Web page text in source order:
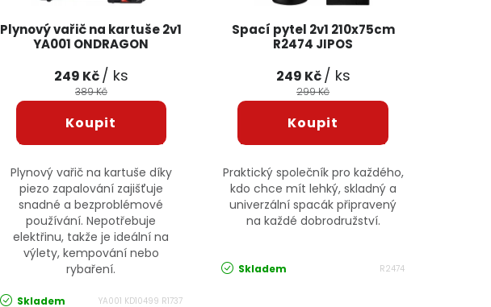
Plynový vařič na kartuše 2v1
YA001 ONDRAGON
249 Kč/ ks
389 Kč
Plynový vařič na kartuše díky
piezo zapalování zajišťuje
snadné a bezproblémové
používání. Nepotřebuje
elektřinu, takže je ideální na
výlety, kempování nebo
rybaření.
Skladem YA001 KD10499 R1737
Spací pytel 2v1 210x75cm
R2474 JIPOS
249 Kč/ ks
299 Kč
Praktický společník pro každého,
kdo chce mít lehký, skladný a
univerzální spacák připravený
na každé dobrodružství.
Skladem R2474